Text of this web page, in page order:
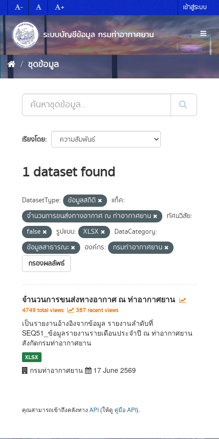
to
content
- + เข้าสู่ระบบ
ชุดข้อมูล
เรียงโดย
1 dataset found
DatasetType: ข้อมูลสถิติ
แท็ค:
จำนวนการขนส่งทางอากาศ ณ ท่าอากาศยาน
ทัศนวิสัย:
false
รูปแบบ: XLSX
DataCategory:
ข้อมูลสาธารณะ
องค์กร:
กรมท่าอากาศยาน
กรองผลลัพธ์
จำนวนการขนส่งทางอากาศ ณ ท่าอากาศยาน
4749 total views 387 recent views
เป็นรายงานอ้างอิงจากข้อมูล รายงานลำดับที่
SEQ51_ข้อมูลรายงานรายเดือนประจำปี ณ ท่าอากาศยาน
สังกัดกรมท่าอากาศยาน
XLSX
กรมท่าอากาศยาน 17 June 2569
คุณสามารถเข้าถึงคลังทาง API (ให้ดู คู่มือ API).